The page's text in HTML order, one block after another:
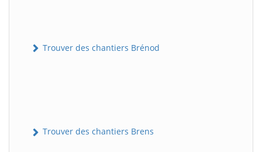
Trouver des chantiers Brénod
Trouver des chantiers Brens